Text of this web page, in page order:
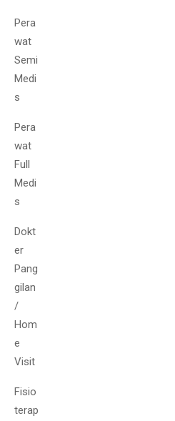
Pera
wat
Semi
Medi
s
Pera
wat
Full
Medi
s
Dokt
er
Pang
gilan
/
Hom
e
Visit
Fisio
terap